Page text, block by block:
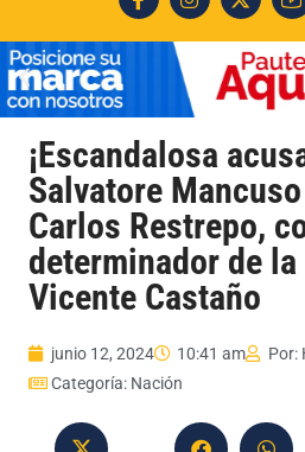
¡Escandalosa
Salvatore
Carlos Restrepo,
determinador de
Vicente Castaño
junio 12, 2024 10:41 am Por:
Categoría: Nación